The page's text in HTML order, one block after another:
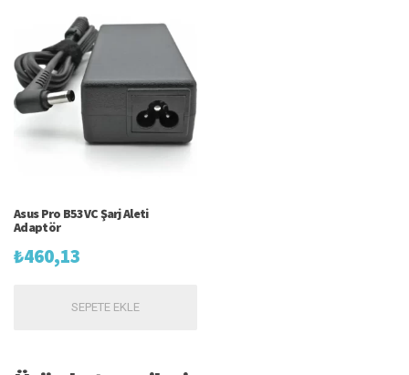
Asus Pro B53VC Şarj Aleti
Adaptör
₺460,13
SEPETE EKLE